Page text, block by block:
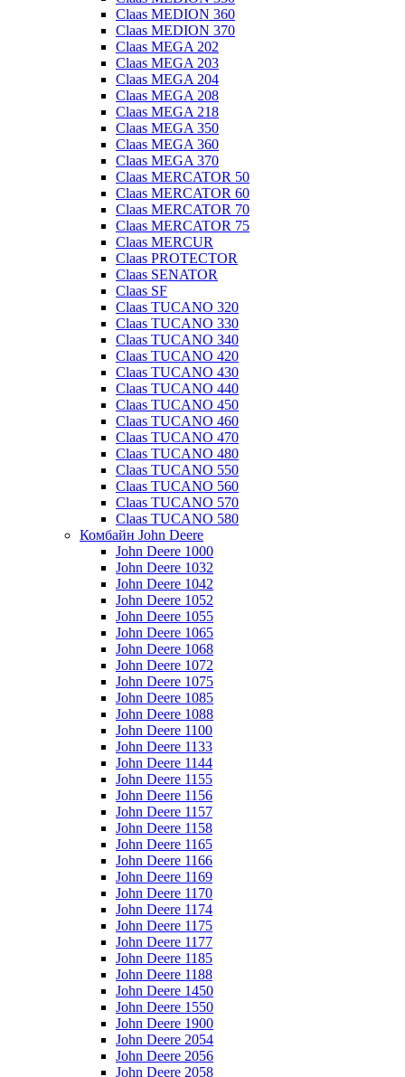
Claas MEDION 360
Claas MEDION 370
Claas MEGA 202
Claas MEGA 203
Claas MEGA 204
Claas MEGA 208
Claas MEGA 218
Claas MEGA 350
Claas MEGA 360
Claas MEGA 370
Claas MERCATOR 50
Claas MERCATOR 60
Claas MERCATOR 70
Claas MERCATOR 75
Claas MERCUR
Claas PROTECTOR
Claas SENATOR
Claas SF
Claas TUCANO 320
Claas TUCANO 330
Claas TUCANO 340
Claas TUCANO 420
Claas TUCANO 430
Claas TUCANO 440
Claas TUCANO 450
Claas TUCANO 460
Claas TUCANO 470
Claas TUCANO 480
Claas TUCANO 550
Claas TUCANO 560
Claas TUCANO 570
Claas TUCANO 580
Комбайн John Deere
John Deere 1000
John Deere 1032
John Deere 1042
John Deere 1052
John Deere 1055
John Deere 1065
John Deere 1068
John Deere 1072
John Deere 1075
John Deere 1085
John Deere 1088
John Deere 1100
John Deere 1133
John Deere 1144
John Deere 1155
John Deere 1156
John Deere 1157
John Deere 1158
John Deere 1165
John Deere 1166
John Deere 1169
John Deere 1170
John Deere 1174
John Deere 1175
John Deere 1177
John Deere 1185
John Deere 1188
John Deere 1450
John Deere 1550
John Deere 1900
John Deere 2054
John Deere 2056
John Deere 2058